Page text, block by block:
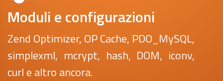
Moduli e configurazioni
Zend Optimizer, OP Cache, PDO_MySQL,
simplexml, mcrypt, hash, DOM, iconv,
curl e altro ancora.